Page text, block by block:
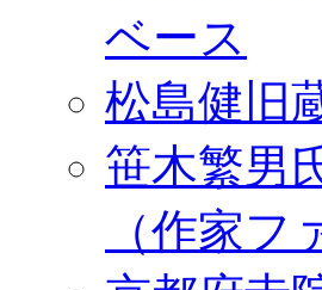
ベース
松島健旧
笹木繁男
（作家フ